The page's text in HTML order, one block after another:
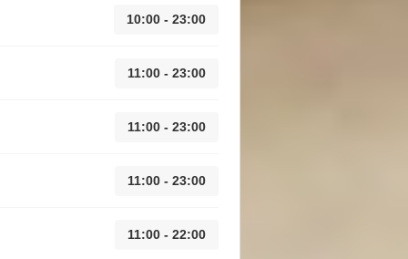
10:00 - 23:00
11:00 - 23:00
11:00 - 23:00
11:00 - 23:00
11:00 - 22:00